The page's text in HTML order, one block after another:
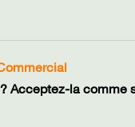
Acceptez-la comme